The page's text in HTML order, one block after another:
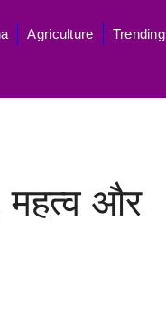
Agriculture Trending
और